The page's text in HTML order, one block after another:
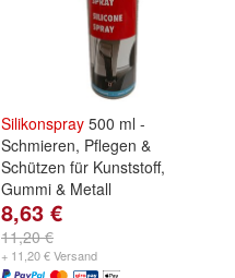
Silikonspray 500 ml -
Schmieren, Pflegen &
Schützen für Kunststoff,
Gummi & Metall
8,63 €
11,20 €
+ 11,20 € Versand